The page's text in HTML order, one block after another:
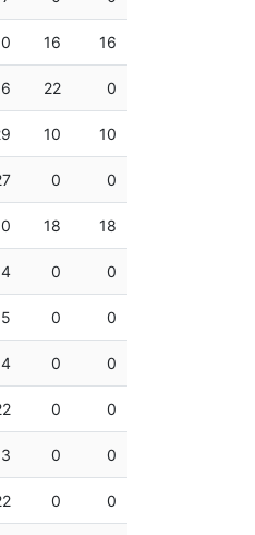
16 16
22 0
10 10
0 0
18 18
0 0
0 0
0 0
0 0
0 0
0 0